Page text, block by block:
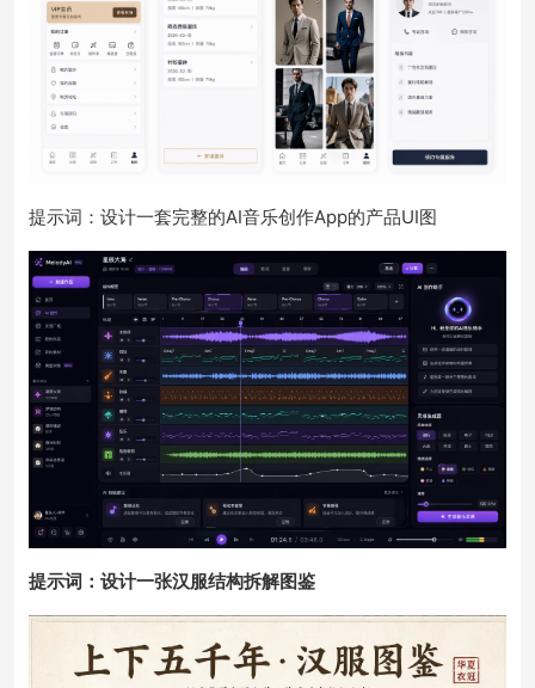
提示词：设计一套完整的AI音乐创作App的产品UI图
提示词：设计一张汉服结构拆解图鉴